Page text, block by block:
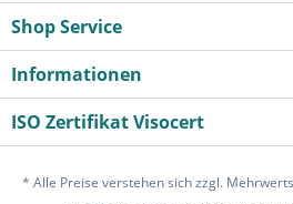
Shop Service
Informationen
ISO Zertifikat Visocert
* Alle Preise verstehen sich zzgl.